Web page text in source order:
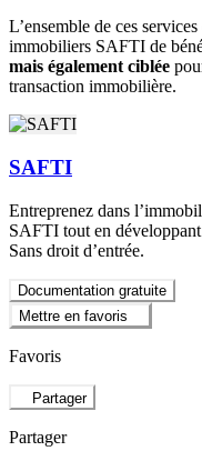
L’ensemble de ces
immobiliers SAFTI de
mais également ciblée
transaction immobilière.
SAFTI
Entreprenez dans
SAFTI tout en
Sans droit d’entrée.
Documentation gratuite
Mettre en favoris
Favoris
Partager
Partager